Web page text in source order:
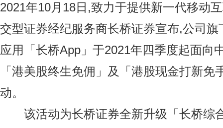
2021年10月18日,致力于提供新一代移动
交型证券经纪服务商长桥证券宣布,公司
应用「长桥App」于2021年四季度起面向
「港美股终生免佣」及「港股现金打新免
动。
该活动为长桥证券全新升级「长桥综